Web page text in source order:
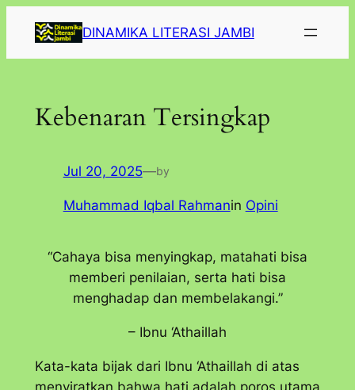
konten
DINAMIKA LITERASI JAMBI
Kebenaran Tersingkap
Jul 20, 2025—by
Muhammad Iqbal Rahmanin Opini
“Cahaya bisa menyingkap, matahati bisa
memberi penilaian, serta hati bisa
menghadap dan membelakangi.”
– Ibnu ‘Athaillah
Kata-kata bijak dari Ibnu ‘Athaillah di atas
menyiratkan bahwa hati adalah poros utama